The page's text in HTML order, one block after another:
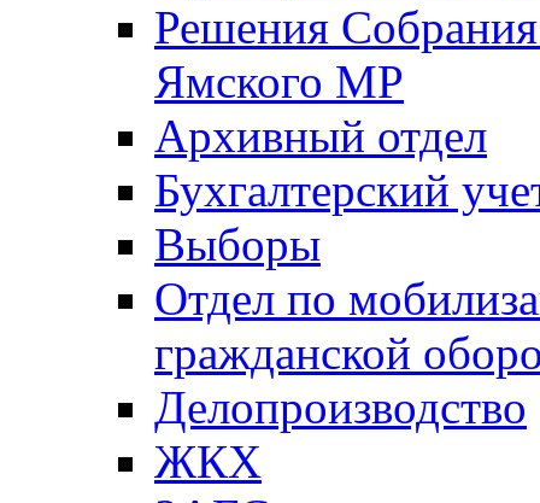
Решения
Ямского МР
Архивный отдел
Бухгалтерский
Выборы
Отдел по
гражданской
Делопроизводство
ЖКХ